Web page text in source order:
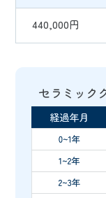
440,000円
セラミック